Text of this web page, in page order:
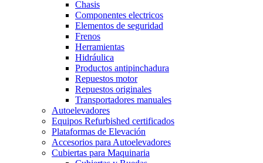
Chasis
Componentes electricos
Elementos de seguridad
Frenos
Herramientas
Hidráulica
Productos antipinchadura
Repuestos motor
Repuestos originales
Transportadores manuales
Autoelevadores
Equipos Refurbished certificados
Plataformas de Elevación
Accesorios para Autoelevadores
Cubiertas para Maquinaria